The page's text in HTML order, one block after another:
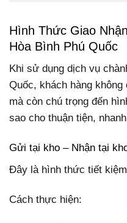
Hình Thức Giao
Hòa Bình Phú Quốc
Khi sử dụng dịch vụ
Quốc, khách hàng
mà còn chú trọng đến
sao cho thuận tiện,
Gửi tại kho – Nhận tại
Đây là hình thức tiết
Cách thực hiện: